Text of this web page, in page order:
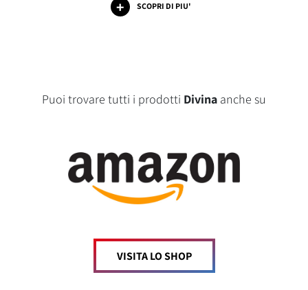
SCOPRI DI PIU'
Puoi trovare tutti i prodotti Divina anche su
VISITA LO SHOP